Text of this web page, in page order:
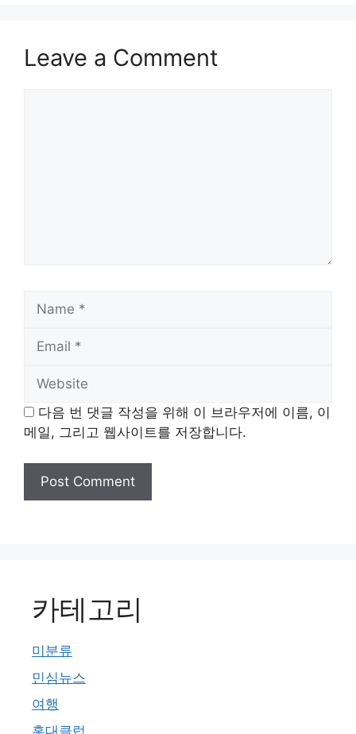
Leave a Comment
Name
Email
Website
다음 번 댓글 작성을 위해 이 브라우저에 이름, 이
메일, 그리고 웹사이트를 저장합니다.
카테고리
미분류
민심뉴스
여행
홍대클럽